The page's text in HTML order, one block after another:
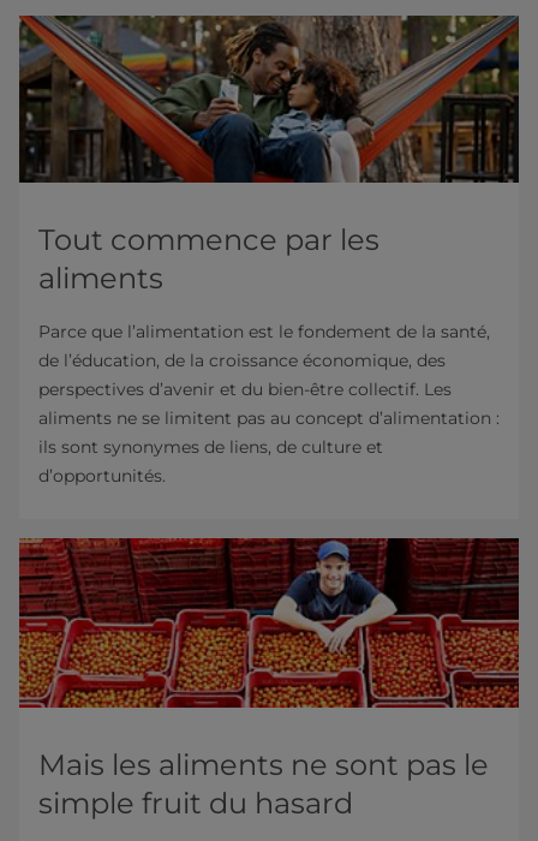
Tout commence par les
aliments
Parce que l’alimentation est le fondement de la santé,
de l’éducation, de la croissance économique, des
perspectives d’avenir et du bien-être collectif. Les
aliments ne se limitent pas au concept d’alimentation :
ils sont synonymes de liens, de culture et
d’opportunités.
Mais les aliments ne sont pas le
simple fruit du hasard